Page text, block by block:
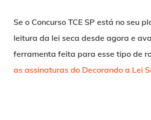
Se o Concurso TCE SP está no seu
leitura da lei seca desde agora e
ferramenta feita para esse tipo de
as assinaturas do Decorando a Lei